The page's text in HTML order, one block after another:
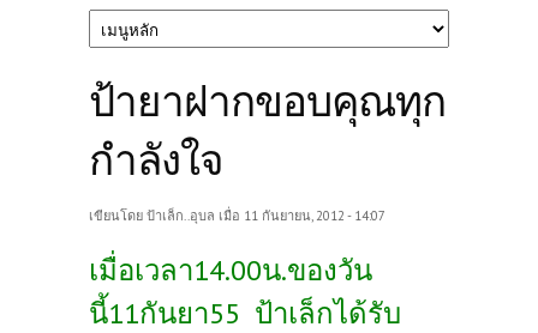
ป้ายาฝากขอบคุณทุก
กำลังใจ
เขียนโดย ป้าเล็ก..อุบล เมื่อ 11 กันยายน, 2012 - 14:07
เมื่อเวลา14.00น.ของวัน
นี้11กันยา55 ป้าเล็กได้รับ